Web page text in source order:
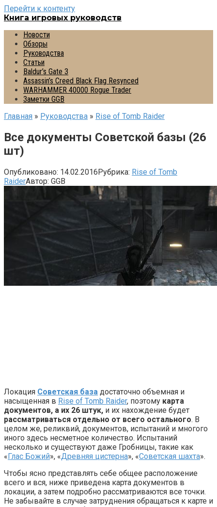
Перейти к контенту
Книга игровых руководств
Новости
Обзоры
Руководства
Статьи
Baldur’s Gate 3
Assassin’s Creed Black Flag Resynced
WARHAMMER 40000 Rogue Trader
Заметки GGB
Главная » Руководства » Rise of Tomb Raider
Все документы Советской базы (26
шт)
Опубликовано: 14.02.2016Рубрика: Rise of Tomb
RaiderАвтор: GGB
Локация Советская база достаточно объемная и
насыщенная в Rise of Tomb Raider, поэтому карта
документов, а их 26 штук, и их нахождение будет
рассматриваться отдельно от всего остального. В
целом же, реликвий, документов, испытаний и многого
иного здесь несметное количество. Испытаний
несколько и существуют даже Гробницы, такие как
«Глас Божий», «Древняя цистерна», «Советская шахта».
Чтобы ясно представлять себе общее расположение
всего и вся, ниже приведена карта документов в
локации, а затем подробно рассматриваются все точки.
Не забывайте в случае затруднения обращаться к карте и